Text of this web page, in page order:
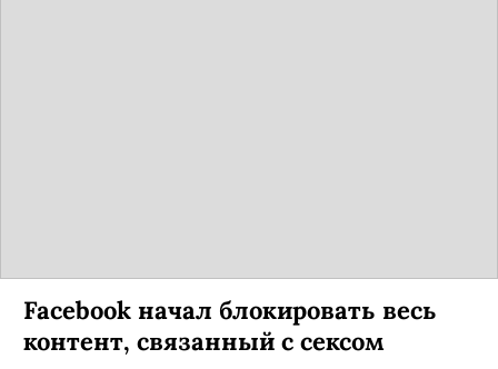
Facebook начал блокировать весь
контент, связанный с сексом